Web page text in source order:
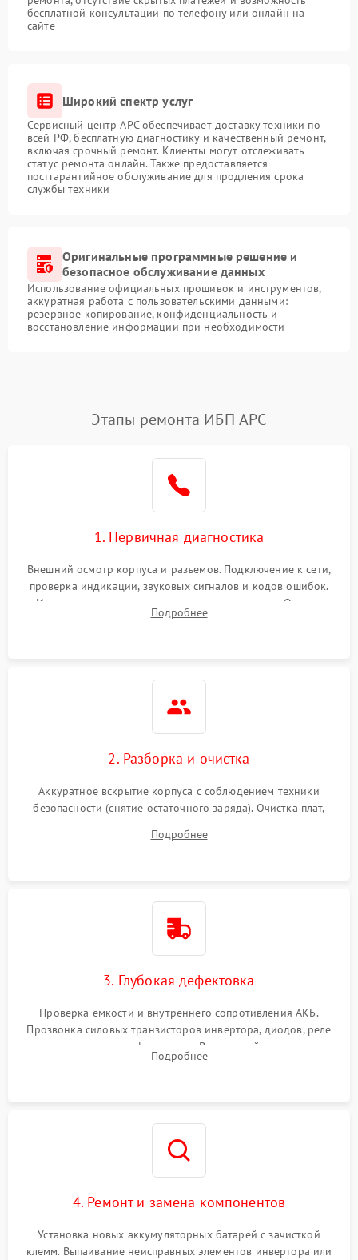
бесплатной консультации по телефону или онлайн на
сайте
Широкий спектр услуг
Сервисный центр APC обеспечивает доставку техники по
всей РФ, бесплатную диагностику и качественный ремонт,
включая срочный ремонт. Клиенты могут отслеживать
статус ремонта онлайн. Также предоставляется
постгарантийное обслуживание для продления срока
службы техники
Оригинальные программные решение и
безопасное обслуживание данных
Использование официальных прошивок и инструментов,
аккуратная работа с пользовательскими данными:
резервное копирование, конфиденциальность и
восстановление информации при необходимости
Этапы ремонта ИБП APC
1. Первичная диагностика
Внешний осмотр корпуса и разъемов. Подключение к сети,
проверка индикации, звуковых сигналов и кодов ошибок.
Измерение входного и выходного напряжения. Оценка
реакции ИБП на отключение основного питания без
Подробнее
2. Разборка и очистка
Аккуратное вскрытие корпуса с соблюдением техники
безопасности (снятие остаточного заряда). Очистка плат,
и кистей для предотвращения перегрева и замыканий.
Подробнее
3. Глубокая дефектовка
Проверка емкости и внутреннего сопротивления АКБ.
Прозвонка силовых транзисторов инвертора, диодов, реле
переключения и трансформатора. Визуальный поиск вздутых
конденсаторов и прогаров на печатной плате.
Подробнее
4. Ремонт и замена компонентов
Установка новых аккумуляторных батарей с зачисткой
клемм. Выпаивание неисправных элементов инвертора или